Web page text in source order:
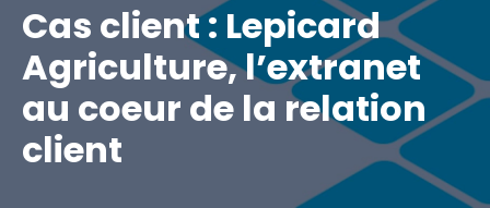
Cas client : Lepicard
Agriculture, l’extranet
au coeur de la relation
client